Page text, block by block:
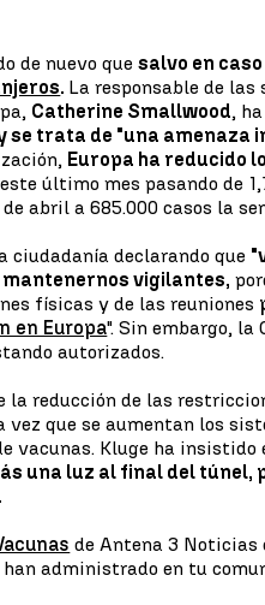
de nuevo quesalvo en
. La responsable de las
Catherine Smallwood,
se trata de "una amenaza
Europa ha reducido
último mes pasando de
abril a 685.000 casos la
ciudadanía declarando que
vigilantes,
físicas y de las reuniones
en Europa". Sin embargo, la
autorizados.
la reducción de las
que se aumentan los
vacunas. Kluge ha insistido
una luz al final del túnel,
de Antena 3 Noticias
administrado en tu